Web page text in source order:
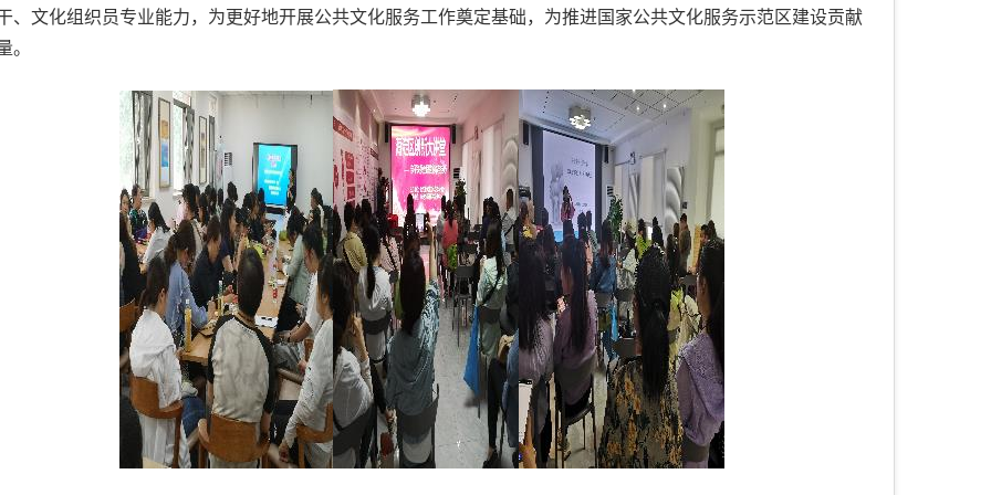
、文化组织员专业能力， 为更好地开展公共文化服务工作奠定基础，为推进国家公共文化服务示范区建设贡献
。